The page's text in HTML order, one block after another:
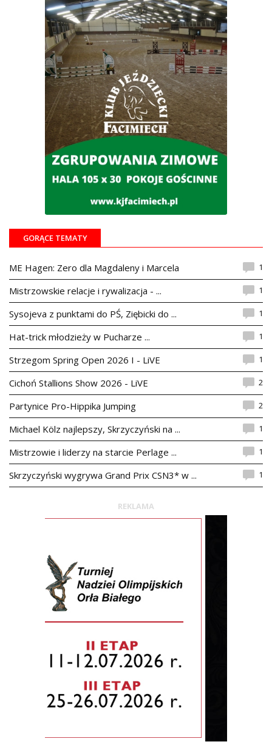
GORĄCE TEMATY
ME Hagen: Zero dla Magdaleny i Marcela 1
Mistrzowskie relacje i rywalizacja - ... 1
Sysojeva z punktami do PŚ, Ziębicki do ... 1
Hat-trick młodzieży w Pucharze ... 1
Strzegom Spring Open 2026 I - LiVE 1
Cichoń Stallions Show 2026 - LiVE 2
Partynice Pro-Hippika Jumping 2
Michael Kölz najlepszy, Skrzyczyński na ... 1
Mistrzowie i liderzy na starcie Perlage ... 1
Skrzyczyński wygrywa Grand Prix CSN3* w ... 1
REKLAMA